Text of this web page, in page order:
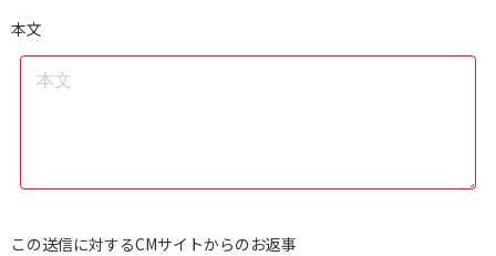
本文
この送信に対するCMサイトからのお返事